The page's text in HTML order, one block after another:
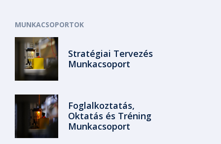
MUNKACSOPORTOK
Stratégiai Tervezés
Munkacsoport
Foglalkoztatás,
Oktatás és Tréning
Munkacsoport